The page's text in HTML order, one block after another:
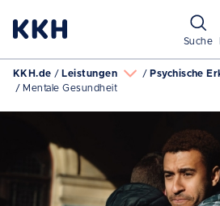
Suche
KKH.de Leistungen
Psychische
Mentale Gesundheit